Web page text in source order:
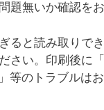
題無いか確認をお
ると読み取りで
さい。印刷後に
等のトラブルは